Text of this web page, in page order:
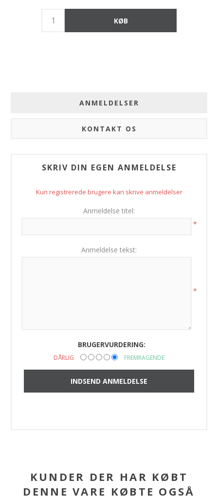
ANMELDELSER
KONTAKT OS
SKRIV DIN EGEN ANMELDELSE
Kun registrerede brugere kan skrive anmeldelser
Anmeldelse titel:
*
Anmeldelse tekst:
*
BRUGERVURDERING:
DÅRLIG FREMRAGENDE
KUNDER DER HAR KØBT
DENNE VARE KØBTE OGSÅ